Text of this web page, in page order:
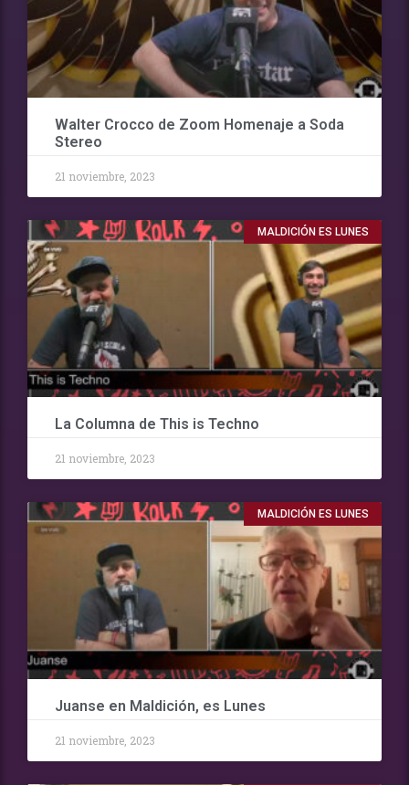
Walter Crocco de Zoom Homenaje a Soda
Stereo
21 noviembre, 2023
MALDICIÓN ES LUNES
La Columna de This is Techno
21 noviembre, 2023
MALDICIÓN ES LUNES
Juanse en Maldición, es Lunes
21 noviembre, 2023